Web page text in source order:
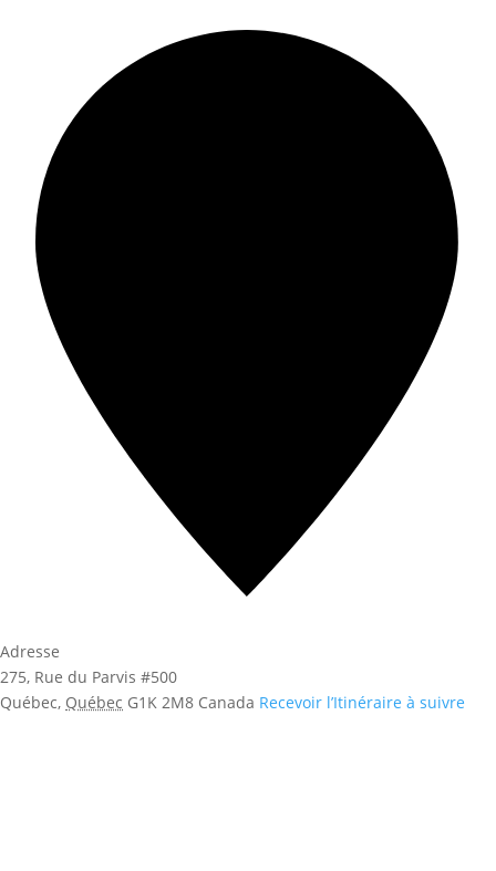
Adresse
275, Rue du Parvis #500
Québec, Québec G1K 2M8 Canada Recevoir l’Itinéraire à suivre